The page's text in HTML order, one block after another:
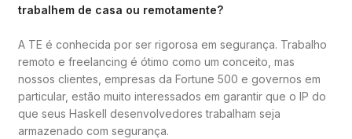
trabalhem de casa ou remotamente?
A TE é conhecida por ser rigorosa em segurança. Trabalho
remoto e freelancing é ótimo como um conceito, mas
nossos clientes, empresas da Fortune 500 e governos em
particular, estão muito interessados ​​em garantir que o IP do
que seus Haskell desenvolvedores trabalham seja
armazenado com segurança.